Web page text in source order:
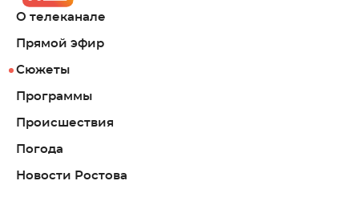
О телеканале
Прямой эфир
Сюжеты
Программы
Происшествия
Погода
Новости Ростова